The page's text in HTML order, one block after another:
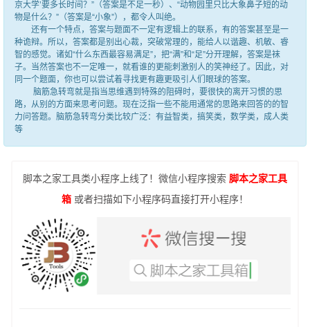
京大学’要多长时间？”（答案是不足一秒）、“动物园里只比大象鼻子短的动
物是什么？”（答案是“小象”），都令人叫绝。
还有一个特点，答案与题面不一定有逻辑上的联系，有的答案甚至是一
种诡辩。所以，答案都是别出心裁，突破常理的，能给人以谐趣、机敏、睿
智的感觉。诸如“什么东西最容易满足”，把“满”和“足”分开理解，答案是袜
子。当然答案也不一定唯一，就看谁的更能刺激别人的笑神经了。因此，对
同一个题面，你也可以尝试着寻找更有趣更吸引人们眼球的答案。
脑筋急转弯就是指当思维遇到特殊的阻碍时，要很快的离开习惯的思
路，从别的方面来思考问题。现在泛指一些不能用通常的思路来回答的的智
力问答题。脑筋急转弯分类比较广泛：有益智类，搞笑类，数学类，成人类
等
脚本之家工具类小程序上线了！微信小程序搜索 脚本之家工具
箱 或者扫描如下小程序码直接打开小程序！